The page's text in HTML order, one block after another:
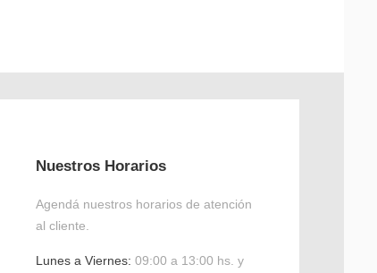
Nuestros Horarios
Agendá nuestros horarios de atención
al cliente.
Lunes a Viernes: 09:00 a 13:00 hs. y